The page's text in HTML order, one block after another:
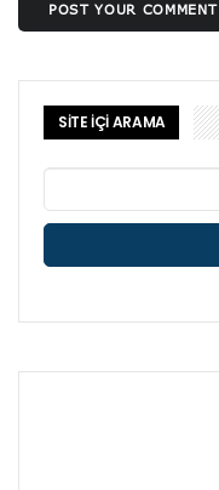
POST YOUR COMMENT
SİTE İÇİ ARAMA